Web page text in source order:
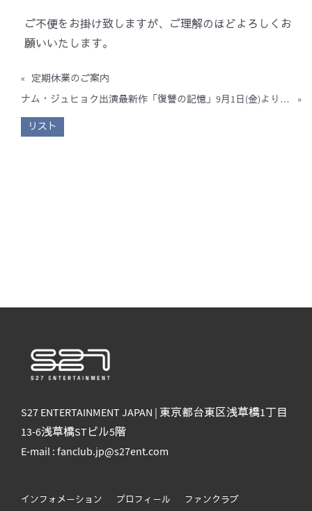
ご不便をお掛け致しますが、ご理解のほどよろしくお
願いいたします。
«
定期休業のご案内
ナム・ジュヒョク出演最新作「復讐の記憶」9月1日(金)より公開のお知らせ
»
リスト
S27 ENTERTAINMENT JAPAN | 東京都台東区浅草橋1丁目
13-6浅草橋STビル5階
E-mail : fanclub.jp@s27ent.com
インフォメーション プロフィール ファンクラブ